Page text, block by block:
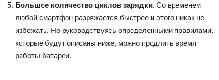
Большое количество циклов зарядки. Со временем
любой смартфон разряжается быстрее и этого никак не
избежать. Но руководствуясь определенными правилами,
которые будут описаны ниже, можно продлить время
работы батареи.